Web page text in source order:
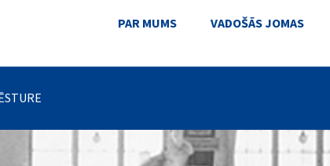
PAR MUMS VADOŠĀS JOMAS